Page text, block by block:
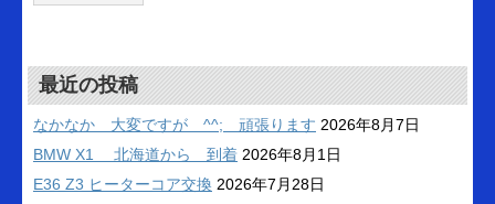
最近の投稿
なかなか 大変ですが ^^; 頑張ります 2026年8月7日
BMW X1 北海道から 到着 2026年8月1日
E36 Z3 ヒーターコア交換 2026年7月28日